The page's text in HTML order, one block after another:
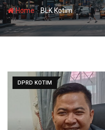
Home-BLK Kotim
DPRD KOTIM